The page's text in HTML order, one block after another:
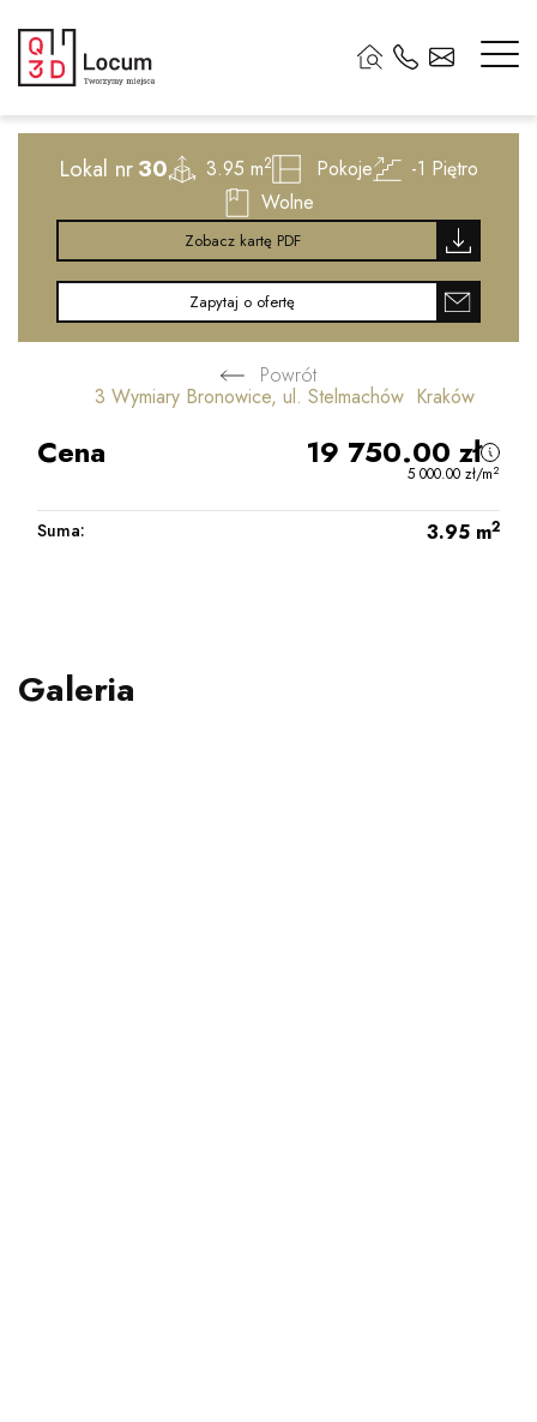
Lokal nr 30 3.95 m2 Pokoje -1 Piętro
Wolne
Zobacz kartę PDF
Zapytaj o ofertę
Powrót
3 Wymiary Bronowice, ul. Stelmachów Kraków
Cena 19 750.00 zł
5 000.00 zł/m2
Suma: 3.95 m2
Galeria
2